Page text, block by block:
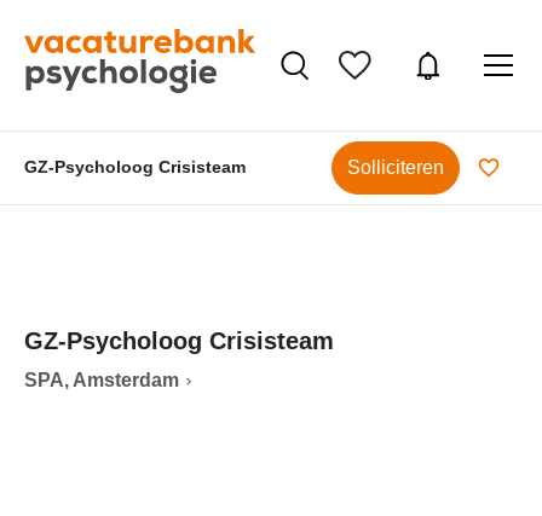
GZ-Psycholoog Crisisteam Solliciteren
GZ-Psycholoog Crisisteam
SPA, Amsterdam